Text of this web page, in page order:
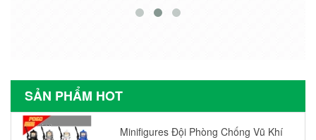
SẢN PHẨM HOT
Minifigures Đội Phòng Chống Vũ Khí